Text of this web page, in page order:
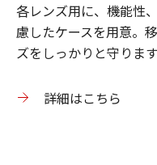
各レンズ用に、機能性
慮したケースを用意。
ズをしっかりと守ります
詳細はこちら